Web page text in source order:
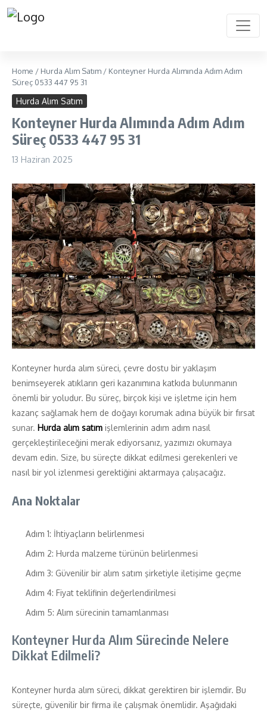
Home / Hurda Alım Satım / Konteyner Hurda Alımında Adım Adım
Süreç 0533 447 95 31
Hurda Alım Satım
Konteyner Hurda Alımında Adım Adım
Süreç 0533 447 95 31
13 Haziran 2025
Konteyner hurda alım süreci, çevre dostu bir yaklaşım
benimseyerek atıkların geri kazanımına katkıda bulunmanın
önemli bir yoludur. Bu süreç, birçok kişi ve işletme için hem
kazanç sağlamak hem de doğayı korumak adına büyük bir fırsat
sunar. Hurda alım satım işlemlerinin adım adım nasıl
gerçekleştirileceğini merak ediyorsanız, yazımızı okumaya
devam edin. Size, bu süreçte dikkat edilmesi gerekenleri ve
nasıl bir yol izlenmesi gerektiğini aktarmaya çalışacağız.
Ana Noktalar
Adım 1: İhtiyaçların belirlenmesi
Adım 2: Hurda malzeme türünün belirlenmesi
Adım 3: Güvenilir bir alım satım şirketiyle iletişime geçme
Adım 4: Fiyat teklifinin değerlendirilmesi
Adım 5: Alım sürecinin tamamlanması
Konteyner Hurda Alım Sürecinde Nelere
Dikkat Edilmeli?
Konteyner hurda alım süreci, dikkat gerektiren bir işlemdir. Bu
süreçte, güvenilir bir firma ile çalışmak önemlidir. Aşağıdaki